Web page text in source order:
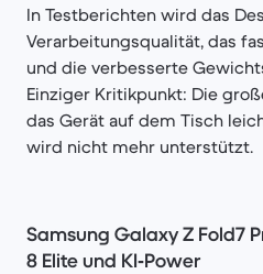
In Testberichten wird das
Verarbeitungsqualität, das
und die verbesserte
Einziger Kritikpunkt: Die
das Gerät auf dem Tisch
wird nicht mehr unterstützt.
Samsung Galaxy Z Fold7
8 Elite und KI‑Power